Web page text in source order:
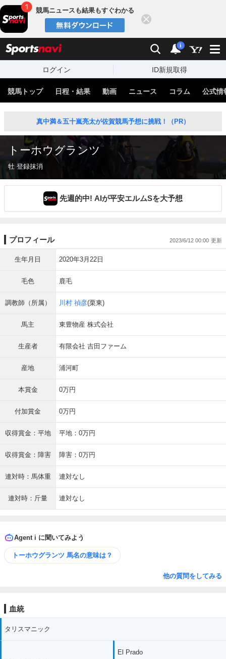
競馬ニュースも結果もすぐわかる
検索 通知
i
ログイン ID新規取得
競馬トップ 日程・結果 動画 ニュース コラム 公式情
真中満＆五十嵐亮太が佐賀競馬予想に挑戦！（PR）
トーホウグランツ
牡 登録抹消
先週的中! AIが平安エルムSを大予想
プロフィール 2023/6/12 00:00
生年月日 2020年3月22日
毛色 鹿毛
調教師（所属） 川村 禎彦(栗東)
馬主 東豊物産 株式会社
生産者 有限会社 吉田ファーム
産地 浦河町
本賞金 0万円
付加賞金 0万円
収得賞金：平地 平地：0万円
収得賞金：障害 障害：0万円
連対時：馬体重 連対なし
連対時：斤量 連対なし
Agent i に聞いてみよう
トーホウグランツ 馬名の意味は？
他の質問をしてみる
血統
タリスマニック
El Prado